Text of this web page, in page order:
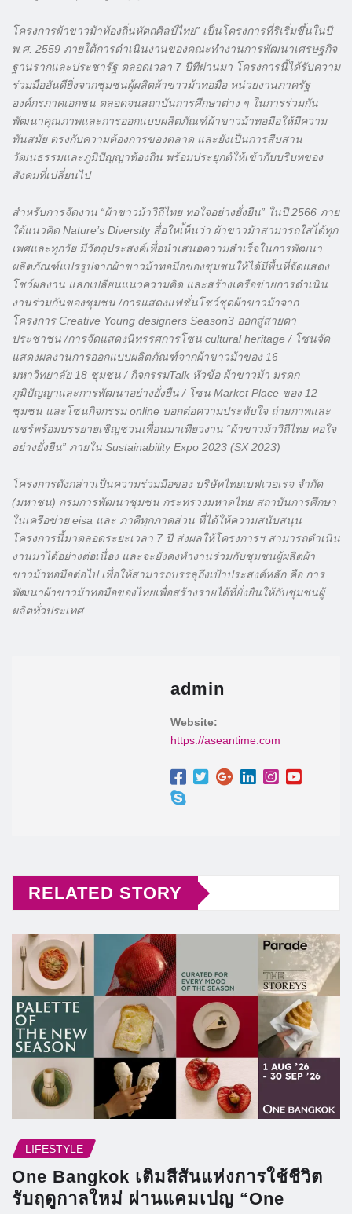
โครงการผ้าขาวม้าท้องถิ่นหัตถศิลป์ไทย” เป็นโครงการที่ริเริ่มขึ้นในปี
พ.ศ. 2559 ภายใต้การดำเนินงานของคณะทำงานการพัฒนาเศรษฐกิจ
ฐานรากและประชารัฐ ตลอดเวลา 7 ปีที่ผ่านมา โครงการนี้ได้รับความ
ร่วมมืออันดียิ่งจากชุมชนผู้ผลิตผ้าขาวม้าทอมือ หน่วยงานภาครัฐ
องค์กรภาคเอกชน ตลอดจนสถาบันการศึกษาต่าง ๆ ในการร่วมกัน
พัฒนาคุณภาพและการออกแบบผลิตภัณฑ์ผ้าขาวม้าทอมือให้มีความ
ทันสมัย ตรงกับความต้องการของตลาด และยังเป็นการสืบสาน
วัฒนธรรมและภูมิปัญญาท้องถิ่น พร้อมประยุกต์ให้เข้ากับบริบทของ
สังคมที่เปลี่ยนไป
สำหรับการจัดงาน “ผ้าขาวม้าวิถีไทย ทอใจอย่างยั่งยืน” ในปี 2566 ภาย
ใต้แนวคิด Nature’s Diversity สื่อใหเ้ห็นว่า ผ้าขาวม้าสามารถใสไ่ด้ทุก
เพศและทุกวัย มีวัตถุประสงค์เพื่อนำเสนอความสำเร็จในการพัฒนา
ผลิตภัณฑ์แปรรูปจากผ้าขาวม้าทอมือของชุมชนให้ได้มีพื้นที่จัดแสดง
โชว์ผลงาน แลกเปลี่ยนแนวความคิด และสร้างเครือข่ายการดำเนิน
งานร่วมกันของชุมชน /การแสดงแฟชั่นโชว์ชุดผ้าขาวม้าจาก
โครงการ Creative Young designers Season3 ออกสู่สายตา
ประชาชน /การจัดแสดงนิทรรศการโซน cultural heritage / โซนจัด
แสดงผลงานการออกแบบผลิตภัณฑ์จากผ้าขาวม้าของ 16
มหาวิทยาลัย 18 ชุมชน / กิจกรรมTalk หัวข้อ ผ้าขาวม้า มรดก
ภูมิปัญญาและการพัฒนาอย่างยั่งยืน / โซน Market Place ของ 12
ชุมชน และโซนกิจกรรม online บอกต่อความประทับใจ ถ่ายภาพและ
แชร์พร้อมบรรยายเชิญชวนเพื่อนมาเที่ยวงาน “ผ้าขาวม้าวิถีไทย ทอใจ
อย่างยั่งยืน” ภายใน Sustainability Expo 2023 (SX 2023)
โครงการดังกล่าวเป็นความร่วมมือของ บริษัทไทยเบฟเวอเรจ จำกัด
(มหาชน) กรมการพัฒนาชุมชน กระทรวงมหาดไทย สถาบันการศึกษา
ในเครือข่าย eisa และ ภาคีทุกภาคส่วน ที่ได้ให้ความสนับสนุน
โครงการนี้มาตลอดระยะเวลา 7 ปี ส่งผลให้โครงการฯ สามารถดำเนิน
งานมาได้อย่างต่อเนื่อง และจะยังคงทำงานร่วมกับชุมชนผู้ผลิตผ้า
ขาวม้าทอมือต่อไป เพื่อให้สามารถบรรลุถึงเป้าประสงค์หลัก คือ การ
พัฒนาผ้าขาวม้าทอมือของไทยเพื่อสร้างรายได้ที่ยั่งยืนให้กับชุมชนผู้
ผลิตทั่วประเทศ
admin
Website:
https://aseantime.com
RELATED STORY
LIFESTYLE
One Bangkok เติมสีสันแห่งการใช้ชีวิต
รับฤดูกาลใหม่ ผ่านแคมเปญ “One